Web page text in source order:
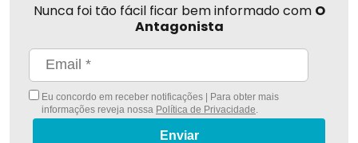
Nunca foi tão fácil ficar bem informado com O
Antagonista
Eu concordo em receber notificações | Para obter mais
informações reveja nossa Política de Privacidade
Enviar